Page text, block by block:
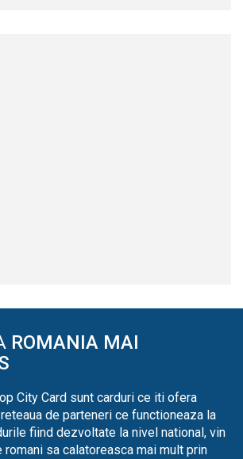
ROMANIA MAI
City Card sunt carduri ce iti ofera
de parteneri ce functioneaza la
fiind dezvoltate la nivel national, vin
romani sa calatoreasca mai mult prin